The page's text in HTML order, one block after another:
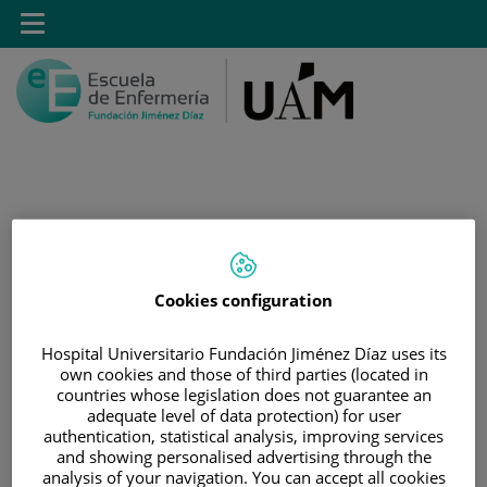
Saltar al contenido
Toggle
navigation
|ESTUDIANTES MATRICULADOS EN GRADO EN
ENFERMERÍA
ACCESO A GUIAS DOCENTES
|GUÍAS DOCENTES 2018-2019
|GUÍAS DOCENTES DE CUARTO DE GRADO
Cookies configuration
Hospital Universitario Fundación Jiménez Díaz uses its
own cookies and those of third parties (located in
countries whose legislation does not guarantee an
adequate level of data protection) for user
authentication, statistical analysis, improving services
and showing personalised advertising through the
analysis of your navigation. You can accept all cookies